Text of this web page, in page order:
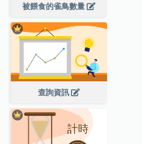
被餵食的雀鳥數量
查詢資訊